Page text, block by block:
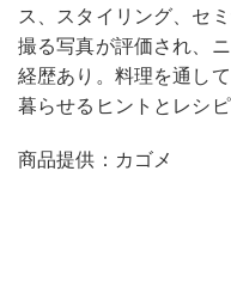
ス、スタイリング、セ
撮る写真が評価され、
経歴あり。料理を通し
暮らせるヒントとレシピ
商品提供：カゴメ